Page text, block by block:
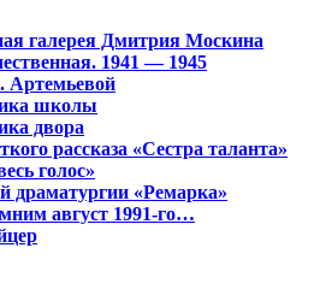
галерея Дмитрия Москина
1941 — 1945
Артемьевой
школы
двора
рассказа «Сестра таланта»
голос»
драматургии «Ремарка»
август 1991-го…